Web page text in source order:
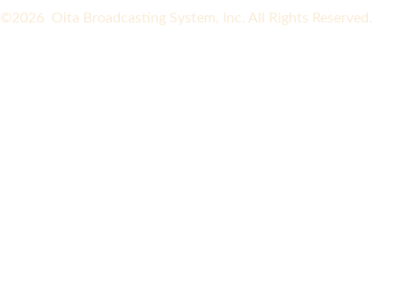
©2026 Oita Broadcasting System, Inc. All Rights Reserved.